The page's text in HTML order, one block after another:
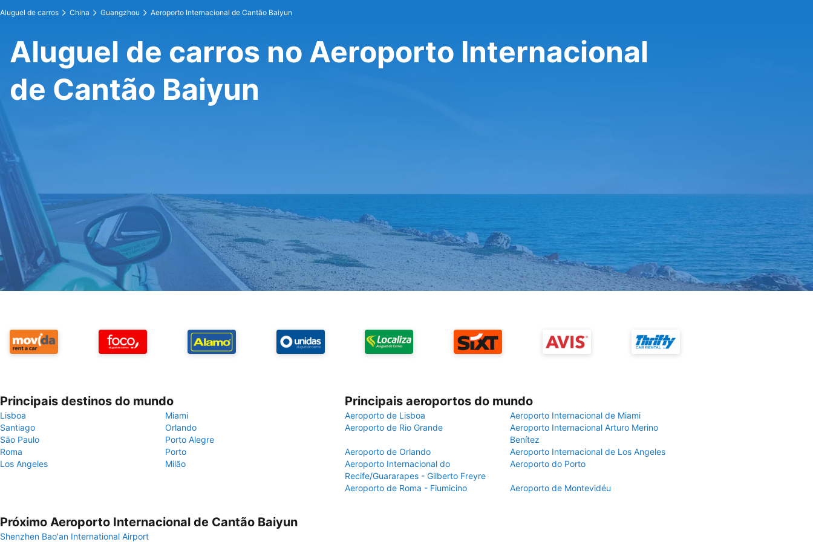
Aluguel de carros China Guangzhou Aeroporto Internacional de Cantão Baiyun
Aluguel de carros no Aeroporto Internacional
de Cantão Baiyun
Principais destinos do mundo
Lisboa
Miami
Santiago
Orlando
São Paulo
Porto Alegre
Roma
Porto
Los Angeles
Milão
Principais aeroportos do mundo
Aeroporto de Lisboa
Aeroporto Internacional de Miami
Aeroporto de Rio Grande
Aeroporto Internacional Arturo Merino
Benítez
Aeroporto de Orlando
Aeroporto Internacional de Los Angeles
Aeroporto Internacional do
Recife/Guararapes - Gilberto Freyre
Aeroporto do Porto
Aeroporto de Roma - Fiumicino Aeroporto de Montevidéu
Próximo Aeroporto Internacional de Cantão Baiyun
Shenzhen Bao'an International Airport